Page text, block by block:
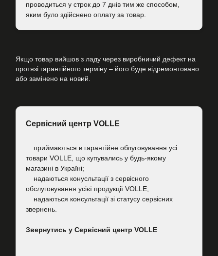
проводиться у строк до 7 днів тим же способом,
яким було здійснено оплату за товар.
Якщо товар вийшов з ладу через виробничий дефект на
протязі гарантійного терміну – його буде відремонтовано
або замінено на новий.
Сервісний центр VOLLE
приймаються в гарантійне облуговування усі
товари VOLLE, що купувались у будь-якому
магазині в Україні;
надаються конусльтації з сервісного
обслуговування усієї продукції VOLLE;
надаються консультації зі статусу сервісних
звернень.
Звернутись у Сервісний центр VOLLE